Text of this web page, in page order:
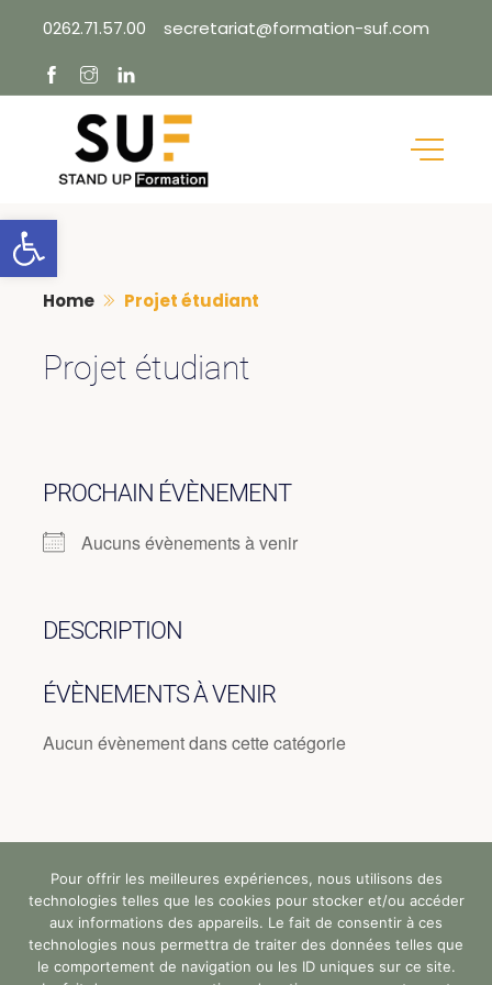
Ouvrir la barre d’outils
content
0262.71.57.00 secretariat@formation-suf.com
Home Projet étudiant
Projet étudiant
PROCHAIN ÉVÈNEMENT
Aucuns évènements à venir
DESCRIPTION
ÉVÈNEMENTS À VENIR
Aucun évènement dans cette catégorie
Tous droits réservés (c) StandUp Formation (y)
2024 |
Pour offrir les meilleures expériences, nous utilisons des
technologies telles que les cookies pour stocker et/ou accéder
aux informations des appareils. Le fait de consentir à ces
technologies nous permettra de traiter des données telles que
le comportement de navigation ou les ID uniques sur ce site.